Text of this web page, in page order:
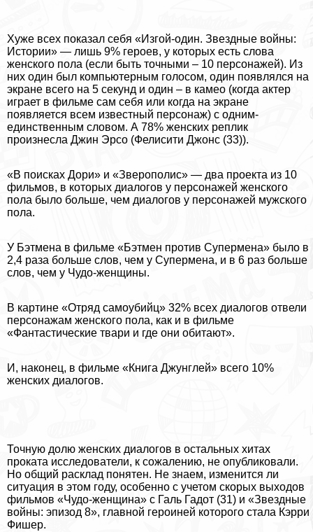
Хуже всех показал себя «Изгой-один. Звездные войны:
Истории» — лишь 9% героев, у которых есть слова
женского пола (если быть точными – 10 персонажей). Из
них один был компьютерным голосом, один появлялся на
экране всего на 5 секунд и один – в камео (когда актер
играет в фильме сам себя или когда на экране
появляется всем известный персонаж) с одним-
единственным словом. А 78% женских реплик
произнесла Джин Эрсо (Фелисити Джонс (33)).
«В поисках Дори» и «Зверополис» — два проекта из 10
фильмов, в которых диалогов у персонажей женского
пола было больше, чем диалогов у персонажей мужского
пола.
У Бэтмена в фильме «Бэтмен против Супермена» было в
2,4 раза больше слов, чем у Супермена, и в 6 раз больше
слов, чем у Чудо-женщины.
В картине «Отряд самоубийц» 32% всех диалогов отвели
персонажам женского пола, как и в фильме
«Фантастические твари и где они обитают».
И, наконец, в фильме «Книга Джунглей» всего 10%
женских диалогов.
Точную долю женских диалогов в остальных хитах
проката исследователи, к сожалению, не опубликовали.
Но общий расклад понятен. Не знаем, изменится ли
ситуация в этом году, особенно с учетом скорых выходов
фильмов «Чудо-женщина» с Галь Гадот (31) и «Звездные
войны: эпизод 8», главной героиней которого стала Кэрри
Фишер.